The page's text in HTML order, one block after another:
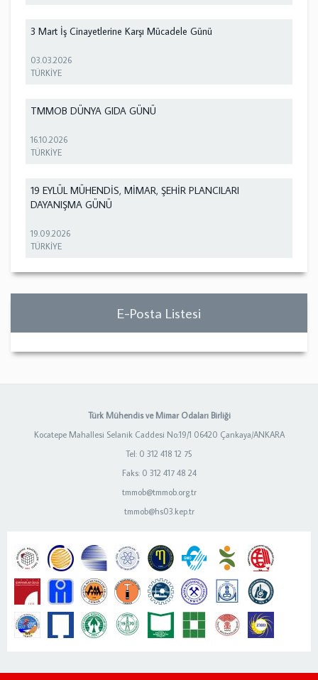
3 Mart İş Cinayetlerine Karşı Mücadele Günü
03.03.2026
TÜRKİYE
TMMOB DÜNYA GIDA GÜNÜ
16.10.2026
TÜRKİYE
19 EYLÜL MÜHENDİS, MİMAR, ŞEHİR PLANCILARI
DAYANIŞMA GÜNÜ
19.09.2026
TÜRKİYE
E-Posta Listesi
Türk Mühendis ve Mimar Odaları Birliği
Kocatepe Mahallesi Selanik Caddesi No:19/1 06420 Çankaya/ANKARA
Tel: 0 312 418 12 75
Faks: 0 312 417 48 24
tmmob@tmmob.org.tr
tmmob@hs03.kep.tr